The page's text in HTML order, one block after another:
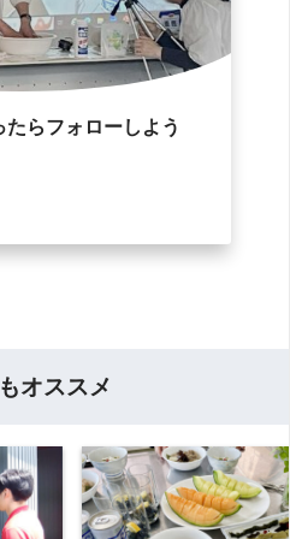
らフォローしよう
オススメ